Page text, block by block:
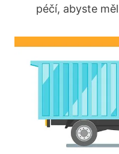
péčí, abyste